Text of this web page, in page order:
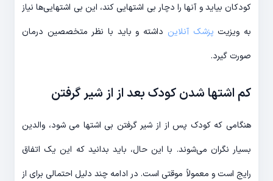
کودکان بیاید و آنها را دچار بی اشتهایی کند، این بی اشتهایی‌ها نیاز
به ویزیت پزشک آنلاین داشته و باید با نظر متخصصین درمان
صورت گیرد.
کم اشتها شدن کودک بعد از از شیر گرفتن
هنگامی که کودک پس از از شیر گرفتن بی اشتها می شود، والدین
بسیار نگران می‌شوند. با این حال، باید بدانید که این یک اتفاق
رایج است و معمولاً موقتی است. در ادامه چند دلیل احتمالی برای از